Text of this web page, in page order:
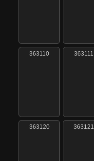
363110 363111
363120 363121